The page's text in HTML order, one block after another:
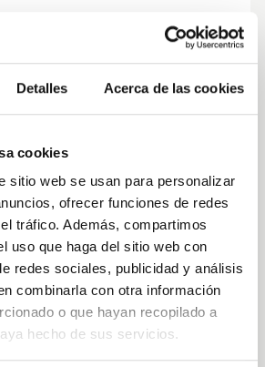
Detalles Acerca de las cookies
cookies
sitio web se usan para personalizar
ofrecer funciones de redes
tráfico. Además, compartimos
uso que haga del sitio web con
redes sociales, publicidad y análisis
combinarla con otra información
o que hayan recopilado a
hecho de sus servicios.
Célere han acudido al
Peña, Directora General de
Sonia Cobertera, Jefa
Moreno, Ingeniero Industrial
que tenía como objetivo
de este modelo de
para fomentar este
en las promociones de
Madrid, le han mostrado a
puntos de la promoción
implementación,